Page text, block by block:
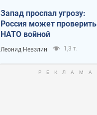
Запад проспал угрозу:
Россия может проверить
НАТО войной
Леонид Невзлин 1,3 т.